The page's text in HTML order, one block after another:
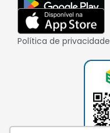
Política de privacidade